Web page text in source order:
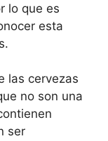
lo que es
esta
las cervezas
no son una
ser